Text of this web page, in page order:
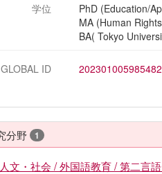
学位
PhD (Education/
MA (Human
BA( Tokyo
ID
分野 1
文・社会 / 外国語教育 / 第二言